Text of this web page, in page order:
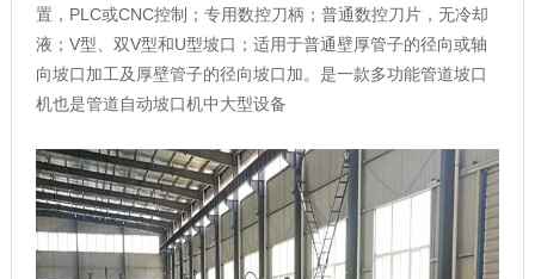
置，PLC或CNC控制；专用数控刀柄；普通数控刀片，无冷却
液；V型、双V型和U型坡口；适用于普通壁厚管子的径向或轴
向坡口加工及厚壁管子的径向坡口加。是一款多功能管道坡口
机也是管道自动坡口机中大型设备